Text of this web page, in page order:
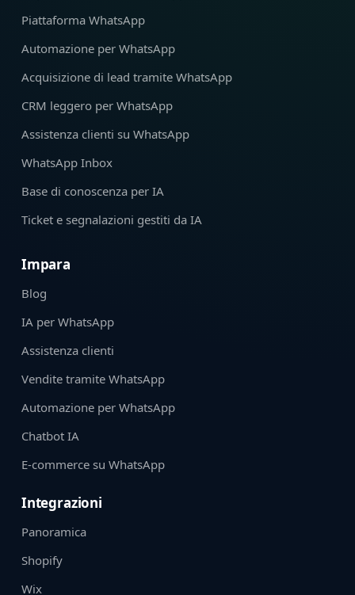
Piattaforma WhatsApp
Automazione per WhatsApp
Acquisizione di lead tramite WhatsApp
CRM leggero per WhatsApp
Assistenza clienti su WhatsApp
WhatsApp Inbox
Base di conoscenza per IA
Ticket e segnalazioni gestiti da IA
Impara
Blog
IA per WhatsApp
Assistenza clienti
Vendite tramite WhatsApp
Automazione per WhatsApp
Chatbot IA
E‑commerce su WhatsApp
Integrazioni
Panoramica
Shopify
Wix